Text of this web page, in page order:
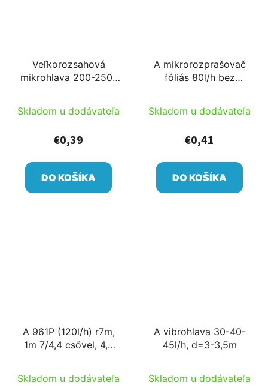
Veľkorozsahová
mikrohlava 200-250-
Skladom u dodávateľa
€0,39
DO KOŠÍKA
A mikrorozprašovač
fóliás 80l/h bez
Skladom u dodávateľa
€0,41
DO KOŠÍKA
A 961P (120l/h) r7m,
1m 7/4,4 csővel, 4,8
Skladom u dodávateľa
A vibrohlava 30-40-
45l/h, d=3-3,5m
Skladom u dodávateľa